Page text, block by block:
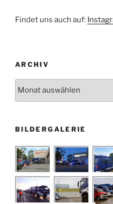
Findet uns auch auf:
ARCHIV
BILDERGALERIE